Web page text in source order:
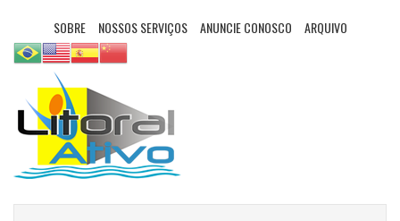
SOBRE NOSSOS SERVIÇOS ANUNCIE CONOSCO ARQUIVO